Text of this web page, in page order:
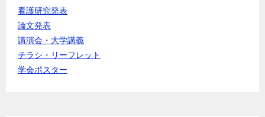
看護研究発表
論文発表
講演会・大学講義
チラシ・リーフレット
学会ポスター